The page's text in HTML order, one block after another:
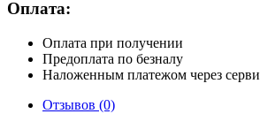
Оплата:
Оплата при получении
Предоплата по безналу
Наложенным платежом через
Отзывов (0)